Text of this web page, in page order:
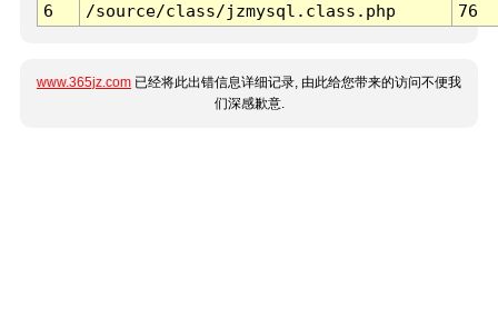
6
/source/class/jzmysql.class.php 76
www.365jz.com 已经将此出错信息详细记录, 由此给您带来的访问不便我
们深感歉意.